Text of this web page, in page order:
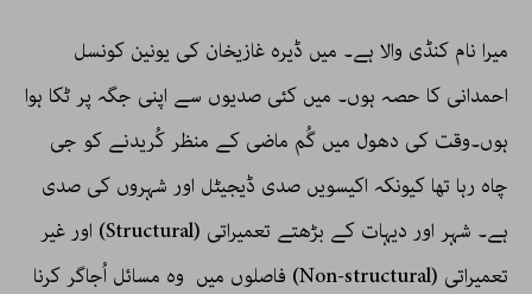
میرا نام کنڈی والا ہے۔ میں ڈیرہ غازیخان کی یونین کونسل
احمدانی کا حصہ ہوں۔ میں کئی صدیوں سے اپنی جگہ پر ٹکا ہوا
ہوں۔وقت کی دھول میں گُم ماضی کے منظر کُریدنے کو جی
چاہ رہا تھا کیونکہ اکیسویں صدی ڈیجیٹل اور شہروں کی صدی
ہے۔ شہر اور دیہات کے بڑھتے تعمیراتی (Structural) اور غیر
تعمیراتی (Non-structural) فاصلوں میں وہ مسائل اُجاگر کرنا